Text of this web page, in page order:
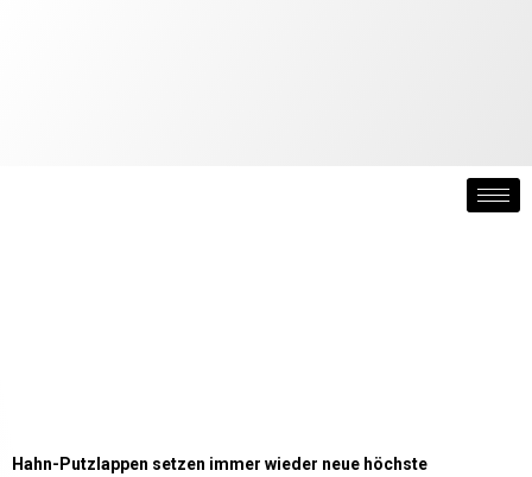
Hahn-Putzlappen setzen immer wieder neue höchste